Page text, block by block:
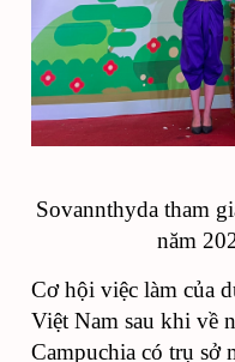
Sovannthyda tham
năm
Cơ hội việc làm của
Việt Nam sau khi về
Campuchia có trụ sở